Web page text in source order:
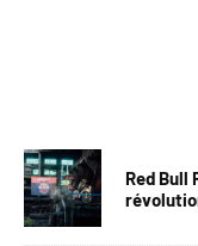
Red Bull